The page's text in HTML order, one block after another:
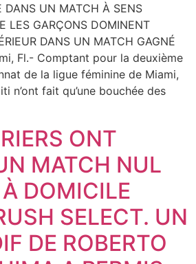
DANS UN MATCH À SENS
LES GARÇONS DOMINENT
DANS UN MATCH GAGNÉ
Fl.- Comptant pour la deuxième
de la ligue féminine de Miami,
n’ont fait qu’une bouchée des
ONT
MATCH NUL
DOMICILE
SELECT. UN
DE ROBERTO